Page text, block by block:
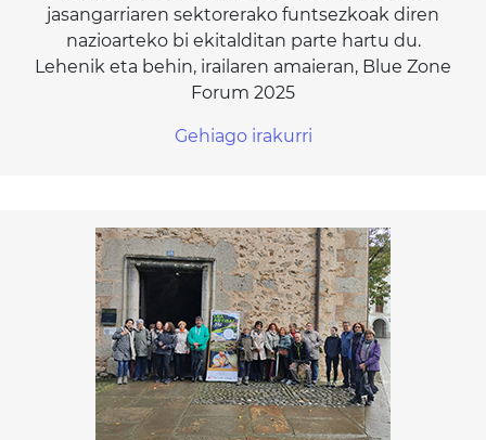
jasangarriaren sektorerako funtsezkoak diren
nazioarteko bi ekitalditan parte hartu du.
Lehenik eta behin, irailaren amaieran, Blue Zone
Forum 2025
Gehiago irakurri